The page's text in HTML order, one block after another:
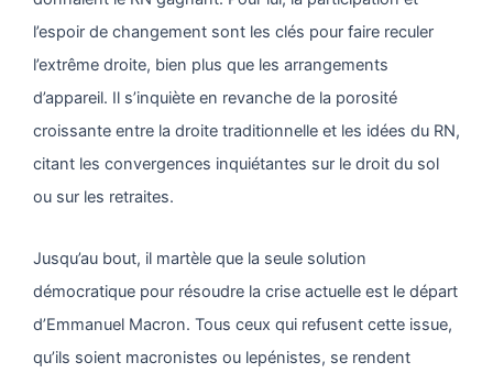
l’espoir de changement sont les clés pour faire reculer
l’extrême droite, bien plus que les arrangements
d’appareil. Il s’inquiète en revanche de la porosité
croissante entre la droite traditionnelle et les idées du RN,
citant les convergences inquiétantes sur le droit du sol
ou sur les retraites.
Jusqu’au bout, il martèle que la seule solution
démocratique pour résoudre la crise actuelle est le départ
d’Emmanuel Macron. Tous ceux qui refusent cette issue,
qu’ils soient macronistes ou lepénistes, se rendent